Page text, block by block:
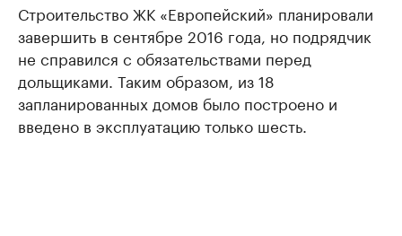
Строительство ЖК «Европейский» планировали
завершить в сентябре 2016 года, но подрядчик
не справился с обязательствами перед
дольщиками. Таким образом, из 18
запланированных домов было построено и
введено в эксплуатацию только шесть.